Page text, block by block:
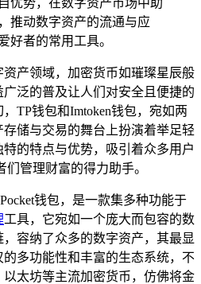
推动数字资产的流通与应
好者的常用工具。
产领域，加密货币如璀璨星辰般
泛的普及让人们对安全且便捷的
TP钱包和Imtoken钱包，宛如两
储与交易的舞台上扮演着举足轻
的特点与优势，吸引着众多用户
管理财富的得力助手。
钱包，是一款集多种功能于
工具，它宛如一个庞大而包容的数
容纳了众多的数字资产，其最显
多功能性和丰富的生态系统，不
太坊等主流加密货币，仿佛将金